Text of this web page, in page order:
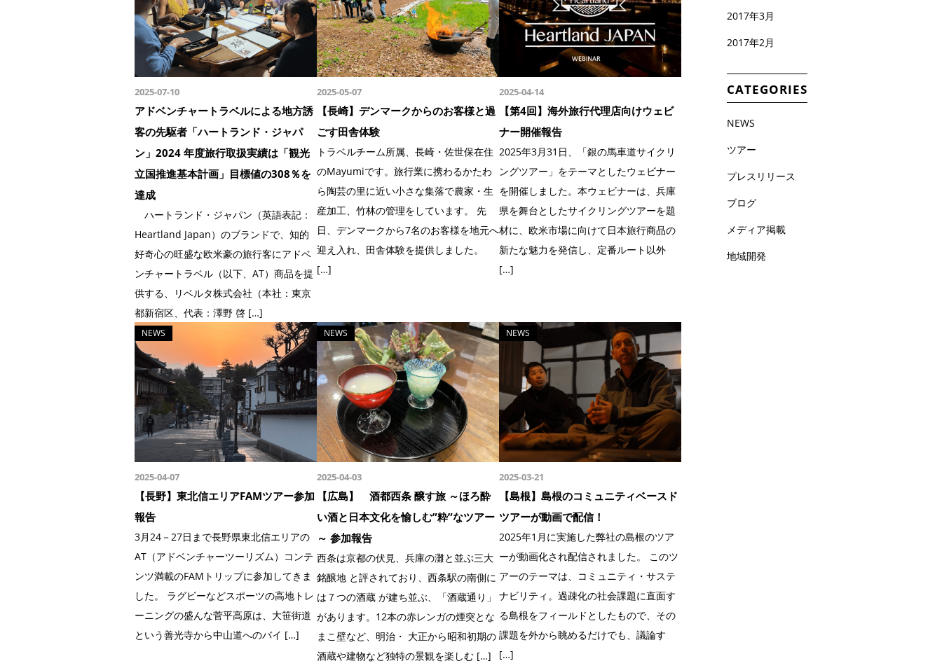
2025-07-10
アドベンチャートラベルによる地方誘
客の先駆者「ハートランド・ジャパ
ン」2024 年度旅行取扱実績は「観光
立国推進基本計画」目標値の308％を
達成
ハートランド・ジャパン（英語表記：
Heartland Japan）のブランドで、知的
好奇心の旺盛な欧米豪の旅行客にアドベ
ンチャートラベル（以下、AT）商品を提
供する、リベルタ株式会社（本社：東京
都新宿区、代表：澤野 啓 […]
2025-05-07
【長崎】デンマークからのお客様と過
ごす田舎体験
トラベルチーム所属、長崎・佐世保在住
のMayumiです。旅行業に携わるかたわ
ら陶芸の里に近い小さな集落で農家・生
産加工、竹林の管理をしています。 先
日、デンマークから7名のお客様を地元へ
迎え入れ、田舎体験を提供しました。
[…]
2025-04-14
【第4回】海外旅行代理店向けウェビ
ナー開催報告
2025年3月31日、「銀の馬車道サイクリ
ングツアー」をテーマとしたウェビナー
を開催しました。本ウェビナーは、兵庫
県を舞台としたサイクリングツアーを題
材に、欧米市場に向けて日本旅行商品の
新たな魅力を発信し、定番ルート以外
[…]
NEWS
2025-04-07
【長野】東北信エリアFAMツアー参加
報告
3月24－27日まで長野県東北信エリアの
AT（アドベンチャーツーリズム）コンテ
ンツ満載のFAMトリップに参加してきま
した。 ラグビーなどスポーツの高地トレ
ーニングの盛んな菅平高原は、大笹街道
という善光寺から中山道へのバイ […]
NEWS
2025-04-03
【広島】 酒都西条 醸す旅 ～ほろ酔
い酒と日本文化を愉しむ”粋”なツアー
～ 参加報告
西条は京都の伏見、兵庫の灘と並ぶ三大
銘醸地 と評されており、西条駅の南側に
は７つの酒蔵 が建ち並ぶ、「酒蔵通り」
があります。12本の赤レンガの煙突とな
まこ壁など、明治・ 大正から昭和初期の
酒蔵や建物など独特の景観を楽しむ […]
NEWS
2025-03-21
【島根】島根のコミュニティベースド
ツアーが動画で配信！
2025年1月に実施した弊社の島根のツア
ーが動画化され配信されました。 このツ
アーのテーマは、コミュニティ・サステ
ナビリティ。過疎化の社会課題に直面す
る島根をフィールドとしたもので、その
課題を外から眺めるだけでも、議論す
[…]
2017年3月
2017年2月
CATEGORIES
NEWS
ツアー
プレスリリース
ブログ
メディア掲載
地域開発